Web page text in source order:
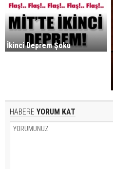
İkinci Deprem Şoku
HABERE YORUM KAT